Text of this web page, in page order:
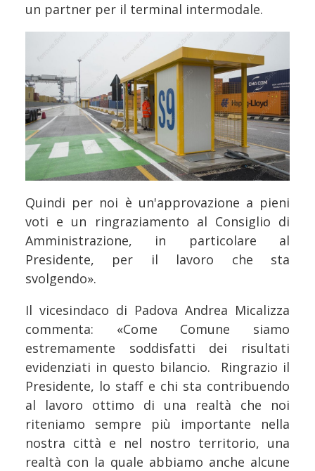
un partner per il terminal intermodale.
Quindi per noi è un'approvazione a pieni
voti e un ringraziamento al Consiglio di
Amministrazione, in particolare al
Presidente, per il lavoro che sta
svolgendo».
Il vicesindaco di Padova Andrea Micalizza
commenta: «Come Comune siamo
estremamente soddisfatti dei risultati
evidenziati in questo bilancio. Ringrazio il
Presidente, lo staff e chi sta contribuendo
al lavoro ottimo di una realtà che noi
riteniamo sempre più importante nella
nostra città e nel nostro territorio, una
realtà con la quale abbiamo anche alcune